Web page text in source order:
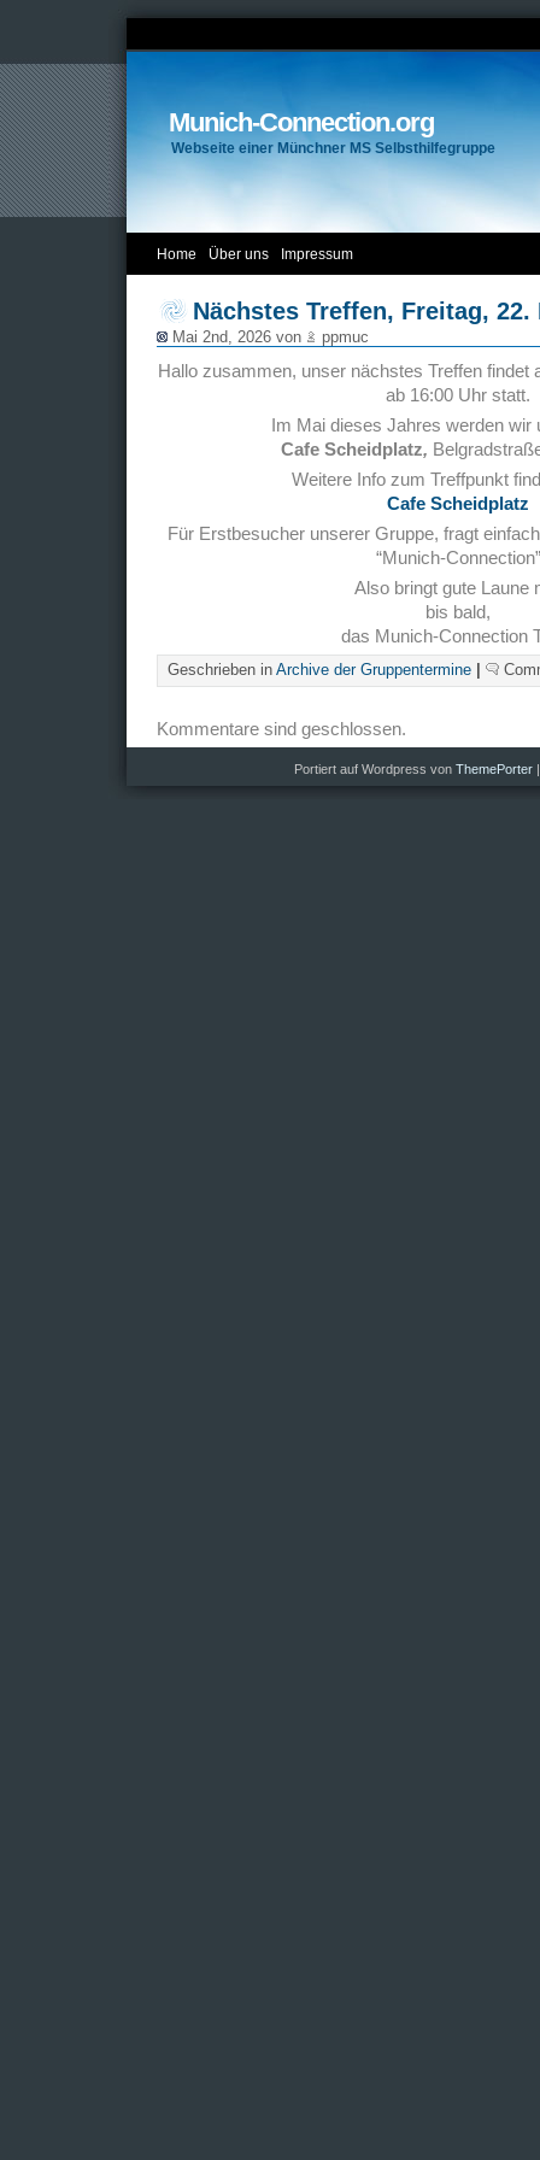
Munich-Connection.org
Webseite einer Münchner MS Selbsthilfegruppe
Home Über uns Impressum
Nächstes Treffen, Freitag, 22.
Mai 2nd, 2026 von ppmuc
Hallo zusammen, unser nächstes Treffen findet
ab 16:00 Uhr statt.
Im Mai dieses Jahres werden wir
Cafe Scheidplatz,
Weitere Info zum Treffpunkt
Cafe Scheidplatz
Für Erstbesucher unserer Gruppe, fragt
“Munich-Connection”
Also bringt gute Laune
bis bald,
das Munich-Connection
Geschrieben in Archive der Gruppentermine
Kommentare sind geschlossen.
Portiert auf Wordpress von ThemePorter|